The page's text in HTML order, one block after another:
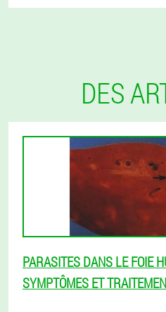
DES
PARASITES DANS LE FOIE
SYMPTÔMES ET